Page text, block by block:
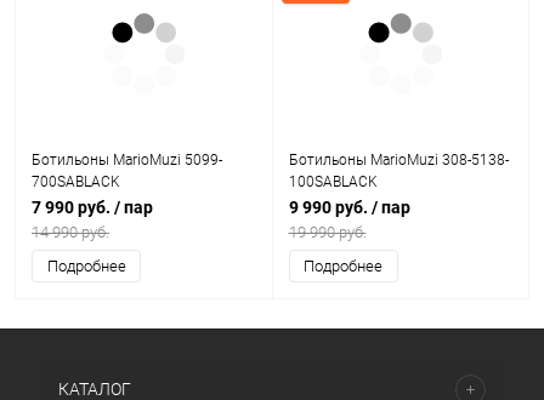
Ботильоны MarioMuzi 5099-
700SABLACK
7 990 руб. / пар
14 990 руб.
Подробнее
Ботильоны MarioMuzi 308-5138-
100SABLACK
9 990 руб. / пар
19 990 руб.
Подробнее
КАТАЛОГ